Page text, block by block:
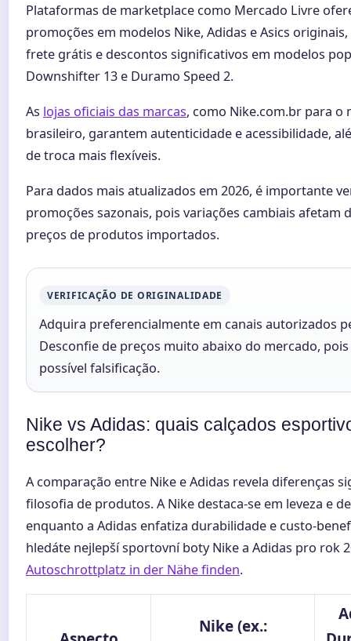
Plataformas de marketplace como Mercado Livre
promoções em modelos Nike, Adidas e Asics
frete grátis e descontos significativos em modelos
Downshifter 13 e Duramo Speed 2.
As lojas oficiais das marcas, como Nike.com.br para o
brasileiro, garantem autenticidade e acessibilidade,
de troca mais flexíveis.
Para dados mais atualizados em 2026, é importante
promoções sazonais, pois variações cambiais afetam
preços de produtos importados.
VERIFICAÇÃO DE ORIGINALIDADE
Adquira preferencialmente em canais autorizados
Desconfie de preços muito abaixo do mercado,
possível falsificação.
Nike vs Adidas: quais calçados
escolher?
A comparação entre Nike e Adidas revela diferenças
filosofia de produtos. A Nike destaca-se em leveza e
enquanto a Adidas enfatiza durabilidade e custo-
hledáte nejlepší sportovní boty Nike a Adidas pro rok
Autoschrottplatz in der Nähe finden.
Nike (ex.: